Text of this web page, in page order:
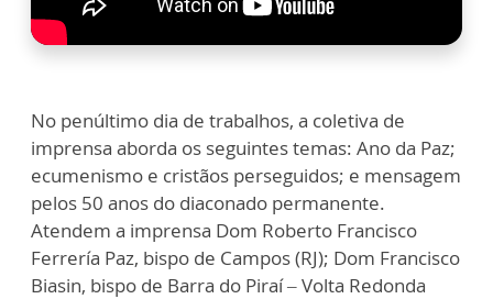
No penúltimo dia de trabalhos, a coletiva de
imprensa aborda os seguintes temas: Ano da Paz;
ecumenismo e cristãos perseguidos; e mensagem
pelos 50 anos do diaconado permanente.
Atendem a imprensa Dom Roberto Francisco
Ferrería Paz, bispo de Campos (RJ); Dom Francisco
Biasin, bispo de Barra do Piraí – Volta Redonda